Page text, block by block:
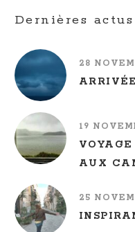
Dernières actus
28
19
AUX
25